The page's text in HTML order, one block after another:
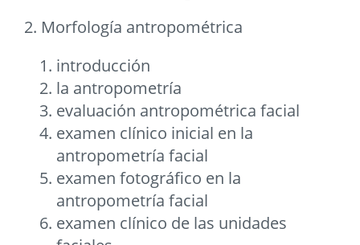
2. Morfología antropométrica
introducción
la antropometría
evaluación antropométrica facial
examen clínico inicial en la
antropometría facial
examen fotográfico en la
antropometría facial
examen clínico de las unidades